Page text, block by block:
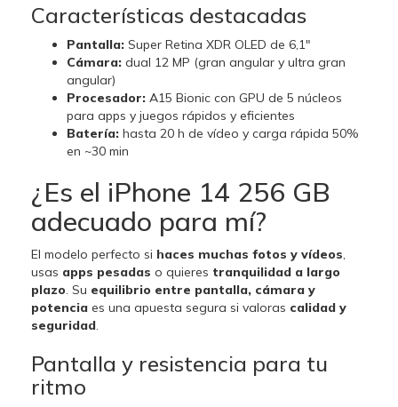
Características destacadas
Pantalla: Super Retina XDR OLED de 6,1"
Cámara: dual 12 MP (gran angular y ultra gran
angular)
Procesador: A15 Bionic con GPU de 5 núcleos
para apps y juegos rápidos y eficientes
Batería: hasta 20 h de vídeo y carga rápida 50%
en ~30 min
¿Es el iPhone 14 256 GB
adecuado para mí?
El modelo perfecto si haces muchas fotos y vídeos,
usas apps pesadas o quieres tranquilidad a largo
plazo. Su equilibrio entre pantalla, cámara y
potencia es una apuesta segura si valoras calidad y
seguridad.
Pantalla y resistencia para tu
ritmo